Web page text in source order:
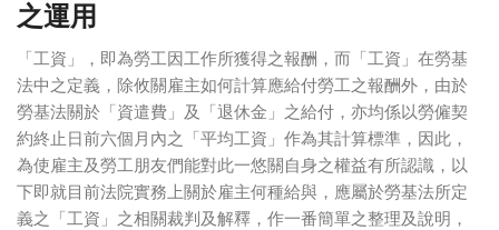
之運用
「工資」，即為勞工因工作所獲得之報酬，而「工資」在勞基
法中之定義，除攸關雇主如何計算應給付勞工之報酬外，由於
勞基法關於「資遣費」及「退休金」之給付，亦均係以勞僱契
約終止日前六個月內之「平均工資」作為其計算標準，因此，
為使雇主及勞工朋友們能對此一悠關自身之權益有所認識，以
下即就目前法院實務上關於雇主何種給與，應屬於勞基法所定
義之「工資」之相關裁判及解釋，作一番簡單之整理及說明，